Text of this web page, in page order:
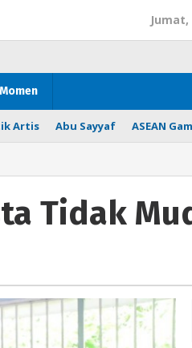
Momen
Artis Abu Sayyaf ASEAN
Tidak